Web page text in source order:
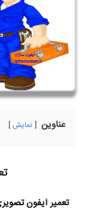
عناوین نمایش
تعمیر آیفون